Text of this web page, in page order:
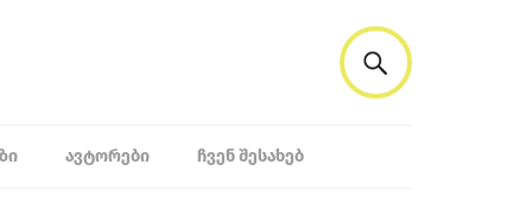
ᲐᲕᲢᲝᲠᲔᲑᲘ ᲩᲕᲔᲜ ᲨᲔᲡᲐᲮᲔᲑ